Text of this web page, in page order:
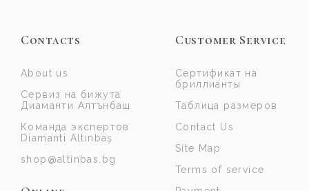
Contacts
About us
Сервиз на бижута
Диаманти Алтънбаш
Команда экспертов
Diamanti Altınbaş
shop@altinbas.bg
Customer Service
Сертификат на
бриллианты
Таблица размеров
Contact Us
Site Map
Terms of service